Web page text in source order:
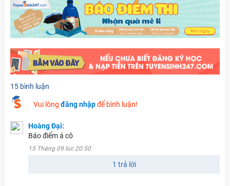
15 bình luận
Vui lòng đăng nhậpđể bình luận!
Hoàng Đại:
Báo điểm á cô
15 Tháng 09 lúc 20:50
1 trả lời